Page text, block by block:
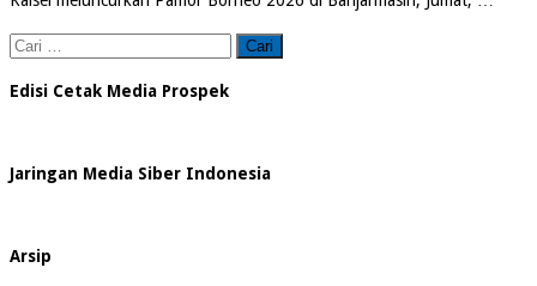
Cari
untuk:
Edisi Cetak Media Prospek
Jaringan Media Siber Indonesia
Arsip